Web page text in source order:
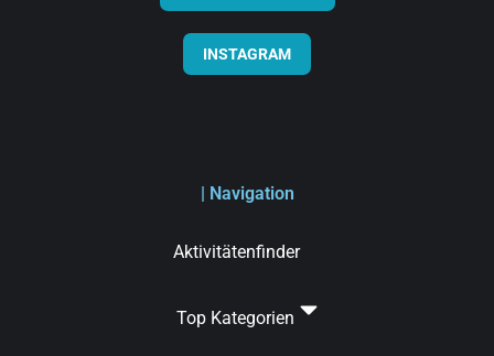
INSTAGRAM
| Navigation
Aktivitätenfinder
Top Kategorien